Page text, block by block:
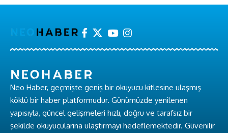
Neo Haber, geçmişte geniş bir okuyucu kitlesine ulaşmış
köklü bir haber platformudur. Günümüzde yenilenen
yapısıyla, güncel gelişmeleri hızlı, doğru ve tarafsız bir
şekilde okuyucularına ulaştırmayı hedeflemektedir. Güvenilir